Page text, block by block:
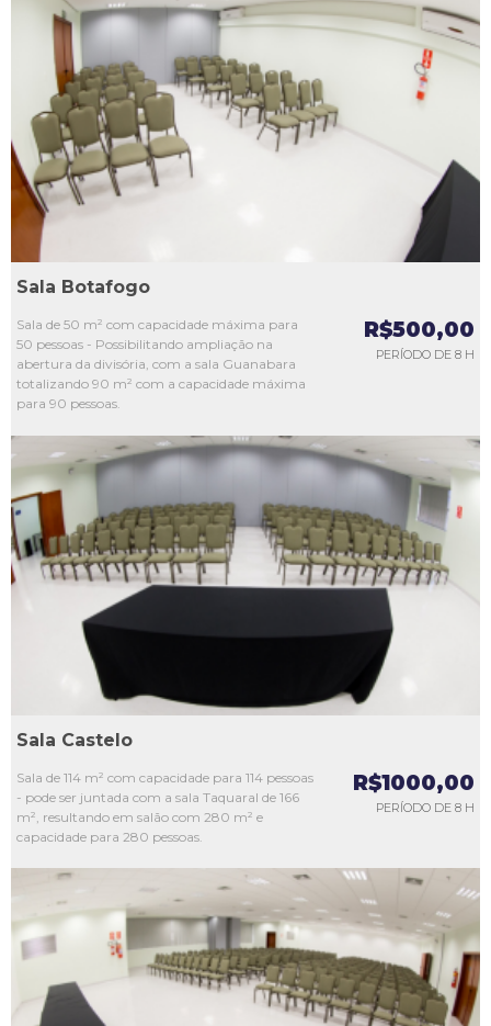
L1
L2
L3
L4
Sala Botafogo
Sala de 50 m² com capacidade máxima para
50 pessoas - Possibilitando ampliação na
abertura da divisória, com a sala Guanabara
totalizando 90 m² com a capacidade máxima
para 90 pessoas.
R$500,00
PERÍODO DE 8 H
L2
L3
L4
Sala Castelo
Sala de 114 m² com capacidade para 114 pessoas
- pode ser juntada com a sala Taquaral de 166
m², resultando em salão com 280 m² e
capacidade para 280 pessoas.
R$1000,00
PERÍODO DE 8 H
L3
L4